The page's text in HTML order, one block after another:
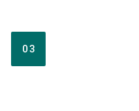
03